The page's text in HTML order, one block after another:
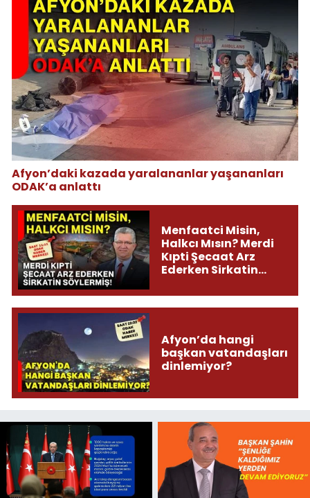
Afyon’daki kazada yaralananlar yaşananları
ODAK’a anlattı
Menfaatci Misin,
Halkcı Mısın? Merdi
Kıpti Şecaat Arz
Ederken Sirkatin
Afyon’da hangi
başkan vatandaşları
dinlemiyor?